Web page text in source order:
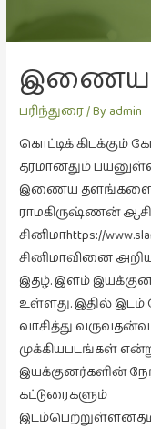
(1,949)
அனுபவம்
(135)
அன்றாடம்
ஆளுமை
(81)
இசை
(23)
இணையதளம்
(23)
இந்திய
இலக்கியம்
இயற்கை
(34)
பரிந்துரை/ By admin
கொட்டிக்
தரமானதும்
இணைய தளங்களை
ராமகிருஷ்ணன்
சினிமாhttps://
சினிமாவினை
இதழ். இளம்
உள்ளது. இதில்
வாசித்து
முக்கியபடங்கள்
இயக்குனர்களின்
கட்டுரைகளும்